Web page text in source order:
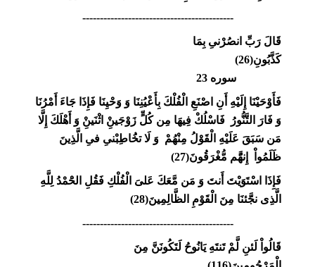
-------------------------------------------
قَالَ رَبّ‏ِ انصُرْنىِ بِمَا
كَذَّبُونِ(26)
سوره 23
فَأَوْحَيْنَا إِلَيْهِ أَنِ اصْنَعِ الْفُلْكَ بِأَعْيُنِنَا وَ وَحْيِنَا فَإِذَا جَاءَ أَمْرُنَا
وَ فَارَ التَّنُّورُ فَاسْلُكْ فِيهَا مِن كُلٍ‏ّ زَوْجَينْ‏ِ اثْنَينْ‏ِ وَ أَهْلَكَ إِلَّا
مَن سَبَقَ عَلَيْهِ الْقَوْلُ مِنْهُمْ وَ لَا تخَُاطِبْنىِ فىِ الَّذِينَ
ظَلَمُواْ إِنهَُّم مُّغْرَقُونَ(27)
فَإِذَا اسْتَوَيْتَ أَنتَ وَ مَن مَّعَكَ عَلىَ الْفُلْكِ فَقُلِ الحَْمْدُ لِلَّهِ
الَّذِى نجََّئنَا مِنَ الْقَوْمِ الظَّالِمِينَ(28)
-------------------------------------------
قَالُواْ لَئنِ لَّمْ تَنتَهِ يَانُوحُ لَتَكُونَنَّ مِنَ